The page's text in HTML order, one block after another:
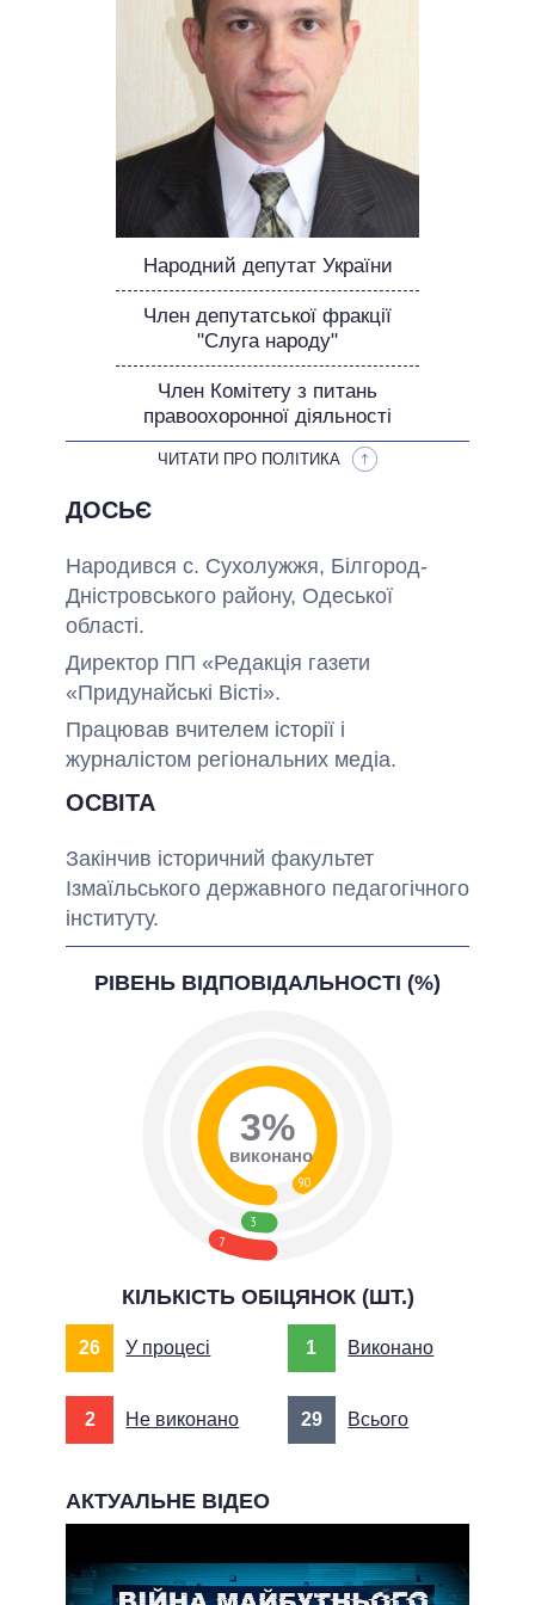
ОБІЦЯНКИ У ПРОЦЕСІ
ВСІ ОБІЦЯНКИ
АРХІВНІ ОБІЦЯНКИ
Народний депутат України
Член депутатської фракції
"Слуга народу"
Член Комітету з питань
правоохоронної діяльності
ЧИТАТИ ПРО ПОЛІТИКА
ДОСЬЄ
Народився с. Сухолужжя, Білгород-
Дністровського району, Одеської
області.
Директор ПП «Редакція газети
«Придунайські Вісті».
Працював вчителем історії і
журналістом регіональних медіа.
ОСВІТА
Закінчив історичний факультет
Ізмаїльського державного педагогічного
інституту.
РІВЕНЬ ВІДПОВІДАЛЬНОСТІ (%)
7
3
90
3%
виконано
КІЛЬКІСТЬ ОБІЦЯНОК (ШТ.)
26 У процесі 1 Виконано
2 Не виконано 29 Всього
АКТУАЛЬНЕ ВІДЕО